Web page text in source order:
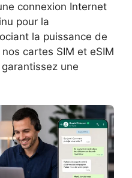
connexion Internet
pour la
la puissance de
cartes SIM et eSIM
une